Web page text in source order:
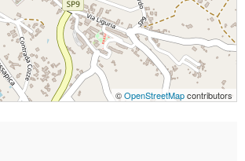
©OpenStreetMapcontributors